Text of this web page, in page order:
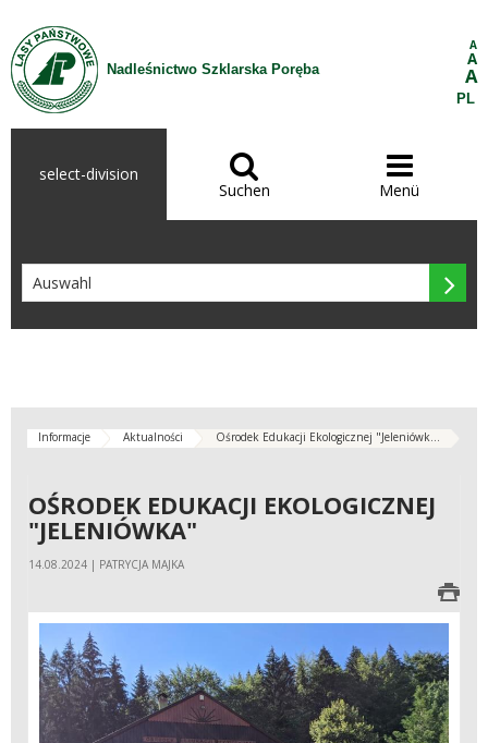
Zum Inhalt wechseln
Nadleśnictwo Szklarska Poręba
A
A
A
PL
select-division 
Suchen

Menü

Informacje Aktualności Ośrodek Edukacji Ekologicznej "Jeleniówk...
OŚRODEK EDUKACJI EKOLOGICZNEJ
"JELENIÓWKA"
14.08.2024 | PATRYCJA MAJKA